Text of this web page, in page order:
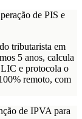
de PIS e
tributarista em
5 anos, calcula
e protocola o
remoto, com
de IPVA para